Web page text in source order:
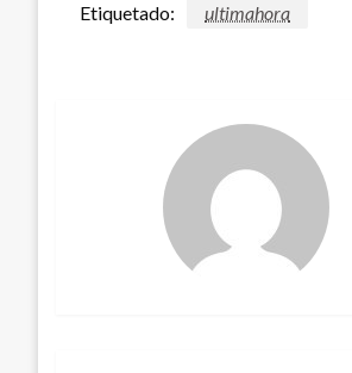
Etiquetado: ultimahora